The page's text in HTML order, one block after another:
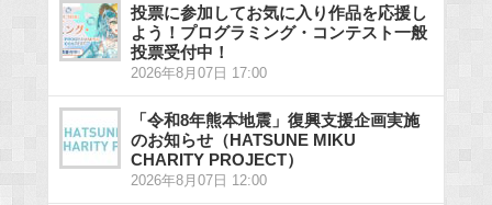
投票に参加してお気に入り作品を応援し
よう！プログラミング・コンテスト一般
投票受付中！
2026年8月07日 17:00
「令和8年熊本地震」復興支援企画実施
のお知らせ（HATSUNE MIKU
CHARITY PROJECT）
2026年8月07日 12:00